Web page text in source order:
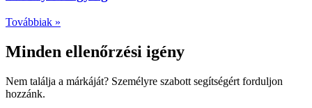
Továbbiak »
Minden ellenőrzési igény
Nem találja a márkáját? Személyre szabott segítségért forduljon
hozzánk.